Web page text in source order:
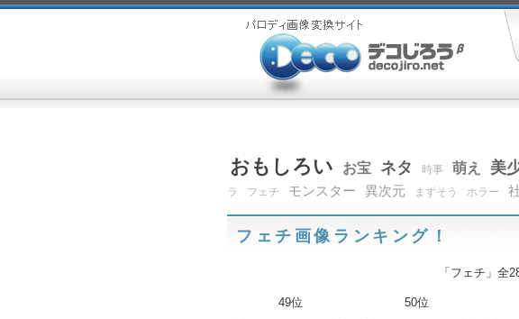
おもしろい お宝 ネタ 時事 萌え 美
ラ
フェチ モンスター 異次元 まずそう ホラー
フェチ画像ランキング！
「フェチ」全
49位 50位